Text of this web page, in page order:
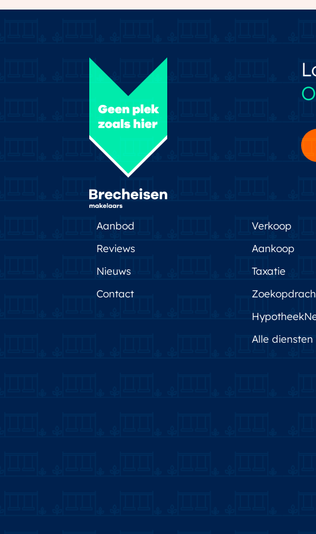
Aanbod
Reviews
Nieuws
Contact
Verkoop
Aankoop
Taxatie
Alle diensten